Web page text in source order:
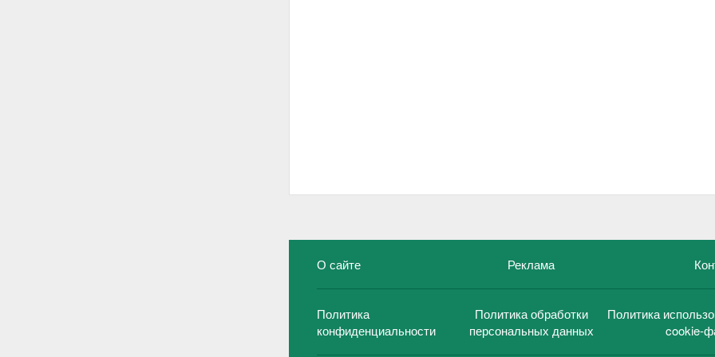
О сайте Реклама
Политика
конфиденциальности
Политика обработки
персональных данных
Политика
cookie-